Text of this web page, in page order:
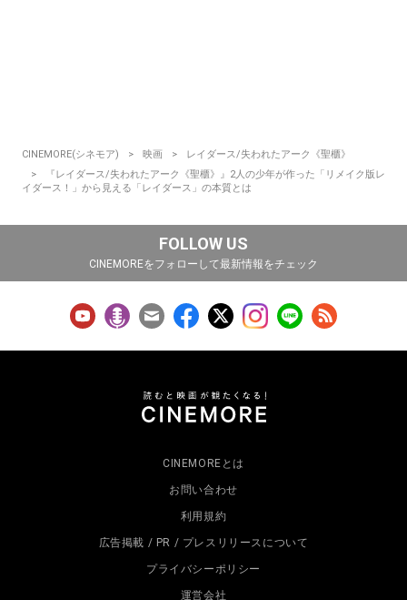
CINEMORE(シネモア) 映画
レイダース/失われたアーク《聖櫃》
『レイダース/失われたアーク《聖櫃》』2人の少年が作った「リメイク版レ
イダース！」から見える「レイダース」の本質とは
FOLLOW US
CINEMOREをフォローして最新情報をチェック
CINEMOREとは
お問い合わせ
利用規約
広告掲載 / PR / プレスリリースについて
プライバシーポリシー
運営会社